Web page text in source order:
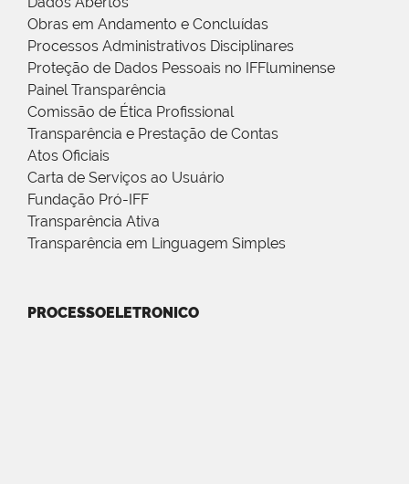
Obras em Andamento e Concluídas
Processos Administrativos Disciplinares
Proteção de Dados Pessoais no IFFluminense
Painel Transparência
Comissão de Ética Profissional
Transparência e Prestação de Contas
Atos Oficiais
Carta de Serviços ao Usuário
Fundação Pró-IFF
Transparência Ativa
Transparência em Linguagem Simples
PROCESSOELETRONICO